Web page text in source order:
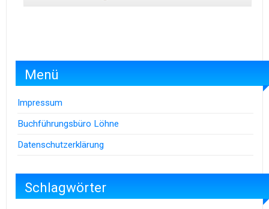
Menü
Impressum
Buchführungsbüro Löhne
Datenschutzerklärung
Schlagwörter